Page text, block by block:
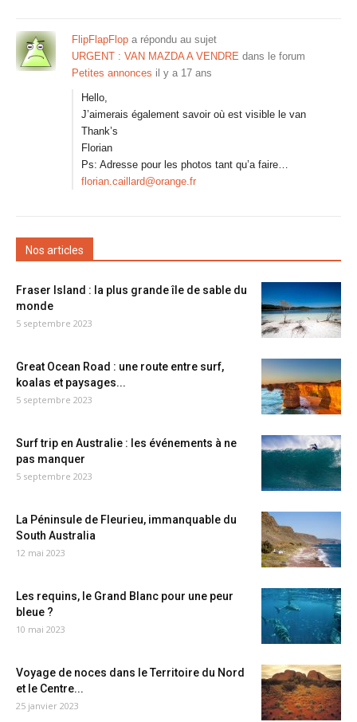
FlipFlapFlop a répondu au sujet
URGENT : VAN MAZDA A VENDRE dans le forum
Petites annonces il y a 17 ans
Hello,
J’aimerais également savoir où est visible le van
Thank’s
Florian
Ps: Adresse pour les photos tant qu’a faire…
florian.caillard@orange.fr
Nos articles
Fraser Island : la plus grande île de sable du
monde
5 septembre 2023
Great Ocean Road : une route entre surf,
koalas et paysages...
5 septembre 2023
Surf trip en Australie : les événements à ne
pas manquer
5 septembre 2023
La Péninsule de Fleurieu, immanquable du
South Australia
12 mai 2023
Les requins, le Grand Blanc pour une peur
bleue ?
10 mai 2023
Voyage de noces dans le Territoire du Nord
et le Centre...
25 janvier 2023